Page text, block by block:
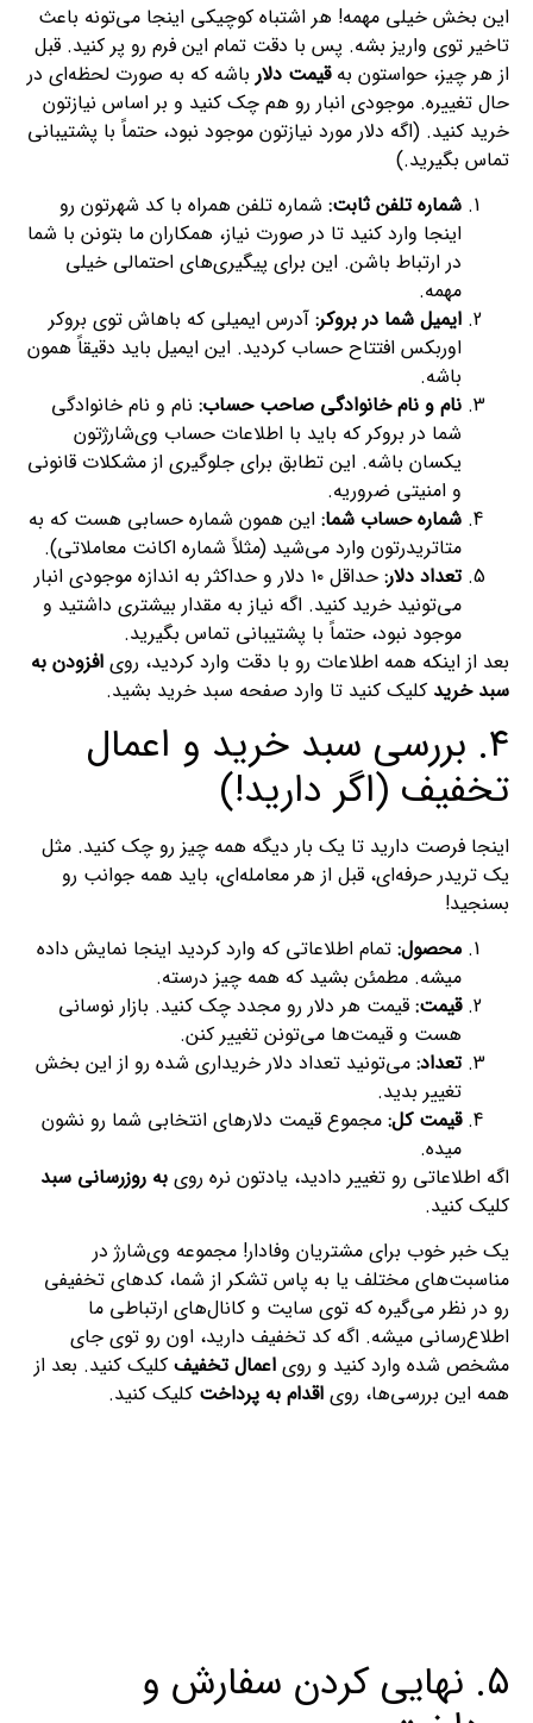
این بخش خیلی مهمه! هر اشتباه کوچیکی اینجا می‌تونه باعث
تاخیر توی واریز بشه. پس با دقت تمام این فرم رو پر کنید. قبل
از هر چیز، حواستون بهقیمت دلار باشه که به صورت لحظه‌ای در
حال تغییره. موجودی انبار رو هم چک کنید و بر اساس نیازتون
خرید کنید. (اگه دلار مورد نیازتون موجود نبود، حتماً با پشتیبانی
تماس بگیرید.)
شماره تلفن ثابت: شماره تلفن همراه با کد شهرتون رو
اینجا وارد کنید تا در صورت نیاز، همکاران ما بتونن با شما
در ارتباط باشن. این برای پیگیری‌های احتمالی خیلی
مهمه.
ایمیل شما در بروکر: آدرس ایمیلی که باهاش توی بروکر
اوربکس افتتاح حساب کردید. این ایمیل باید دقیقاً همون
باشه.
نام و نام خانوادگی صاحب حساب: نام و نام خانوادگی
شما در بروکر که باید با اطلاعات حساب وی‌شارژتون
یکسان باشه. این تطابق برای جلوگیری از مشکلات قانونی
و امنیتی ضروریه.
شماره حساب شما: این همون شماره حسابی هست که به
متاتریدرتون وارد می‌شید (مثلاً شماره اکانت معاملاتی).
تعداد دلار:
حداقل ۱۰ دلار و حداکثر به اندازه موجودی انبار
می‌تونید خرید کنید. اگه نیاز به مقدار بیشتری داشتید و
موجود نبود، حتماً با پشتیبانی تماس بگیرید.
بعد از اینکه همه اطلاعات رو با دقت وارد کردید، روی افزودن به
سبد خرید کلیک کنید تا وارد صفحه سبد خرید بشید.
۴. بررسی سبد خرید و اعمال
تخفیف (اگر دارید!)
اینجا فرصت دارید تا یک بار دیگه همه چیز رو چک کنید. مثل
یک تریدر حرفه‌ای، قبل از هر معامله‌ای، باید همه جوانب رو
بسنجید!
محصول: تمام اطلاعاتی که وارد کردید اینجا نمایش داده
میشه. مطمئن بشید که همه چیز درسته.
قیمت: قیمت هر دلار رو مجدد چک کنید. بازار نوسانی
هست و قیمت‌ها می‌تونن تغییر کنن.
تعداد: می‌تونید تعداد دلار خریداری شده رو از این بخش
تغییر بدید.
قیمت کل: مجموع قیمت دلارهای انتخابی شما رو نشون
میده.
اگه اطلاعاتی رو تغییر دادید، یادتون نره روی به روزرسانی سبد
کلیک کنید.
یک خبر خوب برای مشتریان وفادار! مجموعه وی‌شارژ در
مناسبت‌های مختلف یا به پاس تشکر از شما، کدهای تخفیفی
رو در نظر می‌گیره که توی سایت و کانال‌های ارتباطی ما
اطلاع‌رسانی میشه. اگه کد تخفیف دارید، اون رو توی جای
مشخص شده وارد کنید و روی اعمال تخفیف کلیک کنید. بعد از
همه این بررسی‌ها، روی اقدام به پرداخت کلیک کنید.
۵. نهایی کردن سفارش و